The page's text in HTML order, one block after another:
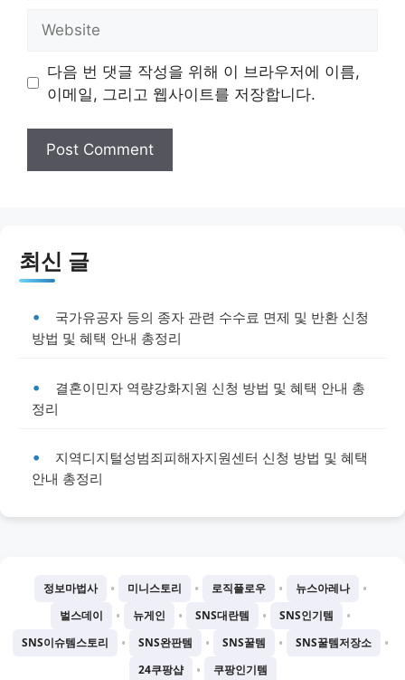
다음 번 댓글 작성을 위해 이 브라우저에 이름,
이메일, 그리고 웹사이트를 저장합니다.
최신 글
국가유공자 등의 종자 관련 수수료 면제 및 반환 신청
방법 및 혜택 안내 총정리
결혼이민자 역량강화지원 신청 방법 및 혜택 안내 총
정리
지역디지털성범죄피해자지원센터 신청 방법 및 혜택
안내 총정리
정보마법사 • 미니스토리 • 로직플로우 • 뉴스아레나 •
벌스데이 • 뉴게인 • SNS대란템 • SNS인기템 •
SNS이슈템스토리 • SNS완판템 • SNS꿀템 • SNS꿀템저장소 •
24쿠팡샵 • 쿠팡인기템